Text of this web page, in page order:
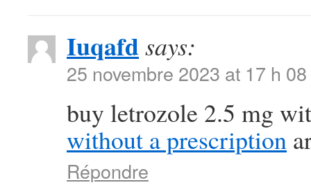
Iuqafdsays:
25 novembre 2023 at 17 h
buy letrozole 2.5 mg
without a prescription
Répondre